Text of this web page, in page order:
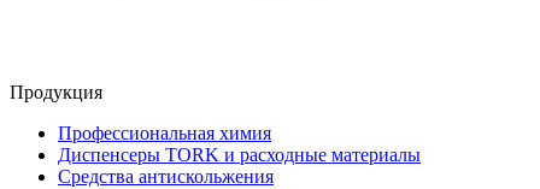
Продукция
Профессиональная химия
Диспенсеры TORK и расходные материалы
Cредства антискольжения